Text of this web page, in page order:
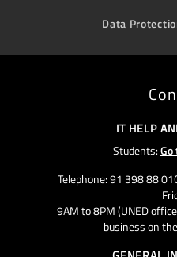
Data
IT HELP
Students:
Telephone: 91 398 88
9AM to 8PM (UNED
business on